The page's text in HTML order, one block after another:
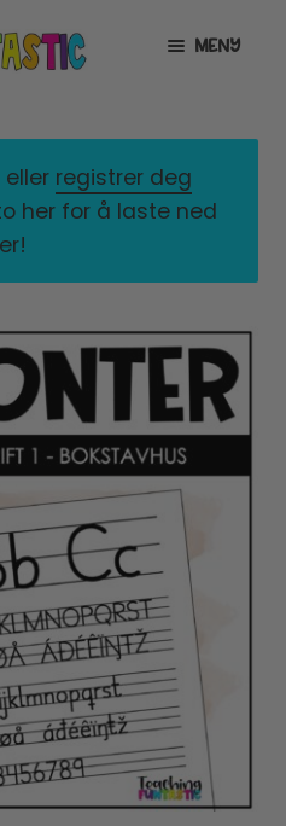
MENY
UNDERMENY
UNDERMENY
UTVID
UNDERMENY
eller registrer deg
her for å laste ned